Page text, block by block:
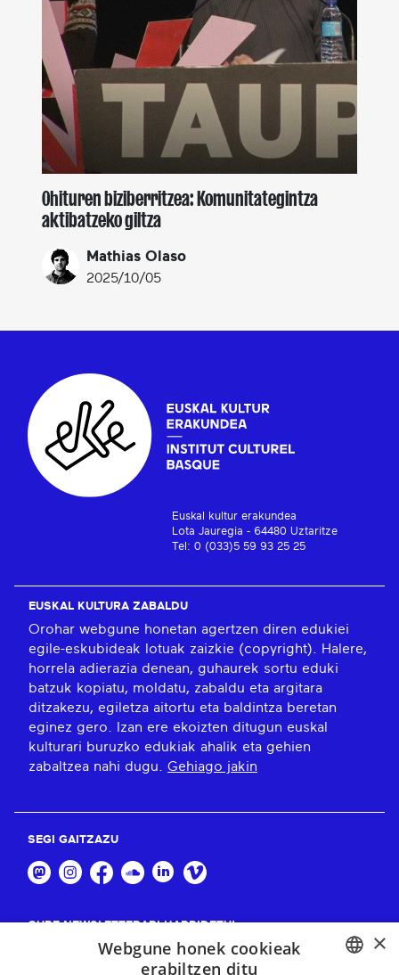
Ohituren biziberritzea: Komunitategintza
aktibatzeko giltza
Mathias Olaso
2025/10/05
Euskal kultur erakundea
Lota Jauregia - 64480 Uztaritze
Tel: 0 (033)5 59 93 25 25
EUSKAL KULTURA ZABALDU
Orohar webgune honetan agertzen diren edukiei
egile-eskubideak lotuak zaizkie (copyright). Halere,
horrela adierazia denean, guhaurek sortu eduki
batzuk kopiatu, moldatu, zabaldu eta argitara
ditzakezu, egiletza aitortu eta baldintza beretan
eginez gero. Izan ere ekoizten ditugun euskal
kulturari buruzko edukiak ahalik eta gehien
zabaltzea nahi dugu. Gehiago jakin
SEGI GAITZAZU
GURE NEWSLETTERARI HARPIDETU!
×
Webgune honek cookieak
erabiltzen ditu